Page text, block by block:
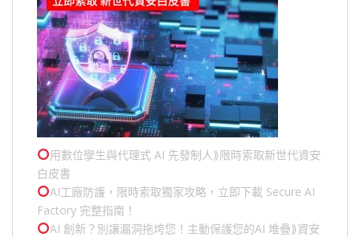
用數位孿生與代理式 AI 先發制人⟫限時索取新世代資安
白皮書
AI工廠防護，限時索取獨家攻略，立即下載 Secure AI
Factory 完整指南！
AI 創新？別讓漏洞拖垮您！主動保護您的AI 堆疊⟫資安